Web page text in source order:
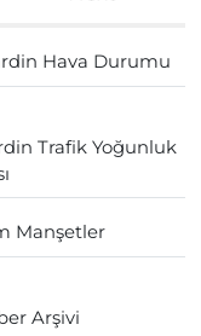
Hava Durumu
Trafik Yoğunluk
Manşetler
Arşivi